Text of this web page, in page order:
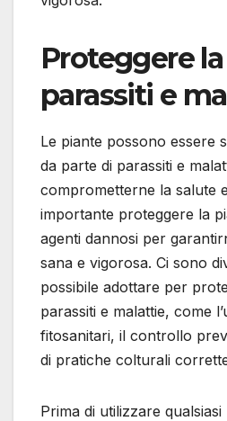
Proteggere
parassiti e
Le piante possono essere
da parte di parassiti e
comprometterne la salute
importante proteggere la
agenti dannosi per
sana e vigorosa. Ci sono
possibile adottare per
parassiti e malattie, come
fitosanitari, il controllo
di pratiche colturali
Prima di utilizzare